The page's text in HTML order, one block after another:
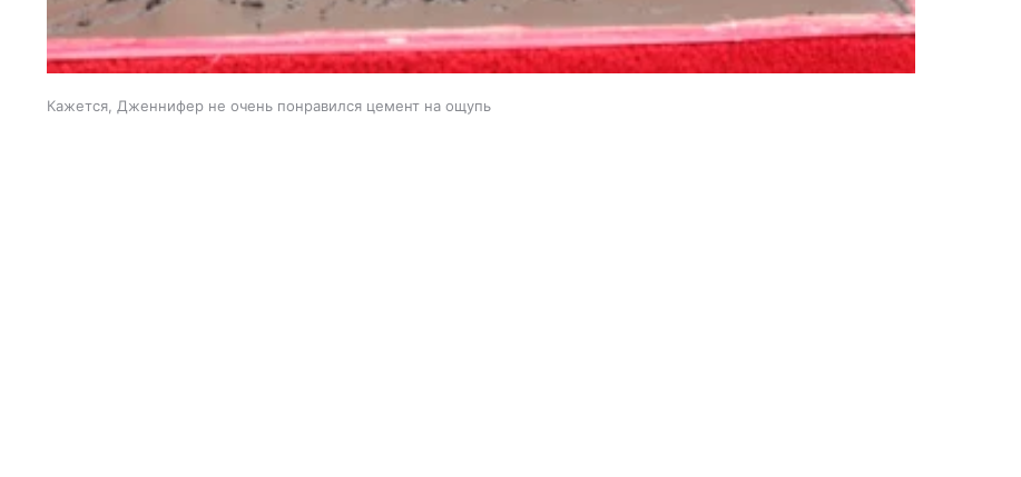
Кажется, Дженнифер не очень понравился цемент на ощупь